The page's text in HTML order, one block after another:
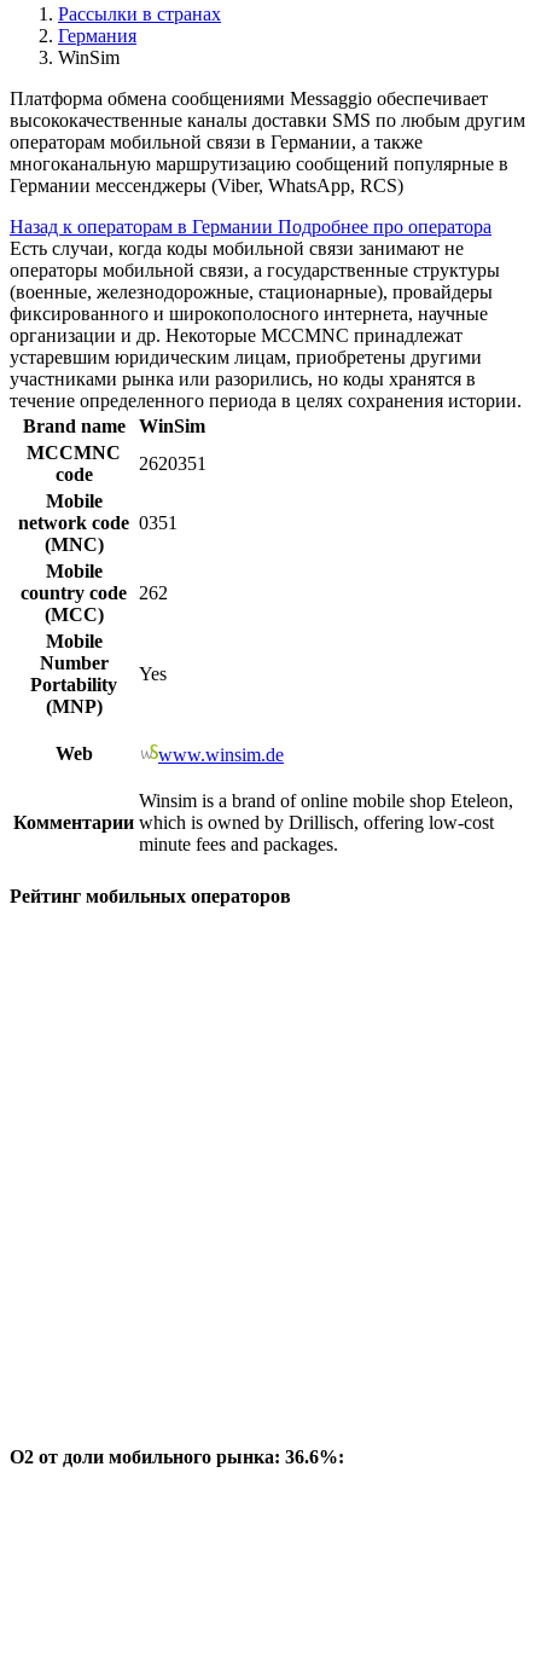
Рассылки в странах
Германия
WinSim
Платформа обмена сообщениями Messaggio обеспечивает
высококачественные каналы доставки SMS по любым другим
операторам мобильной связи в Германии, а также
многоканальную маршрутизацию сообщений популярные в
Германии мессенджеры (Viber, WhatsApp, RCS)
Назад к операторам в Германии Подробнее про оператора
Есть случаи, когда коды мобильной связи занимают не
операторы мобильной связи, а государственные структуры
(военные, железнодорожные, стационарные), провайдеры
фиксированного и широкополосного интернета, научные
организации и др. Некоторые MCCMNC принадлежат
устаревшим юридическим лицам, приобретены другими
участниками рынка или разорились, но коды хранятся в
течение определенного периода в целях сохранения истории.
Brand name
WinSim
MCCMNC
code
2620351
Mobile
network code
(MNC)
0351
Mobile
country code
(MCC)
262
Mobile
Number
Portability
(MNP)
Yes
Web www.winsim.de
Комментарии
Winsim is a brand of online mobile shop Eteleon,
which is owned by Drillisch, offering low-cost
minute fees and packages.
Рейтинг мобильных операторов
O2 от доли мобильного рынка: 36.6%: